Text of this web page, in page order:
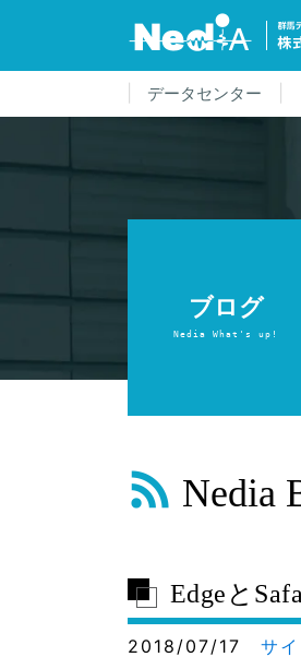
データセンター
ブログ
Nedia What's up!
Nedia
Edgeと
2018/07/17 サ